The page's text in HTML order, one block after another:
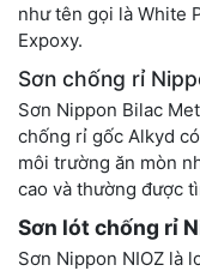
như tên gọi là White
Expoxy.
Sơn chống rỉ
Sơn Nippon Bilac
chống rỉ gốc Alkyd
môi trường ăn mòn
cao và thường được
Sơn lót chống rỉ
Sơn Nippon NIOZ là